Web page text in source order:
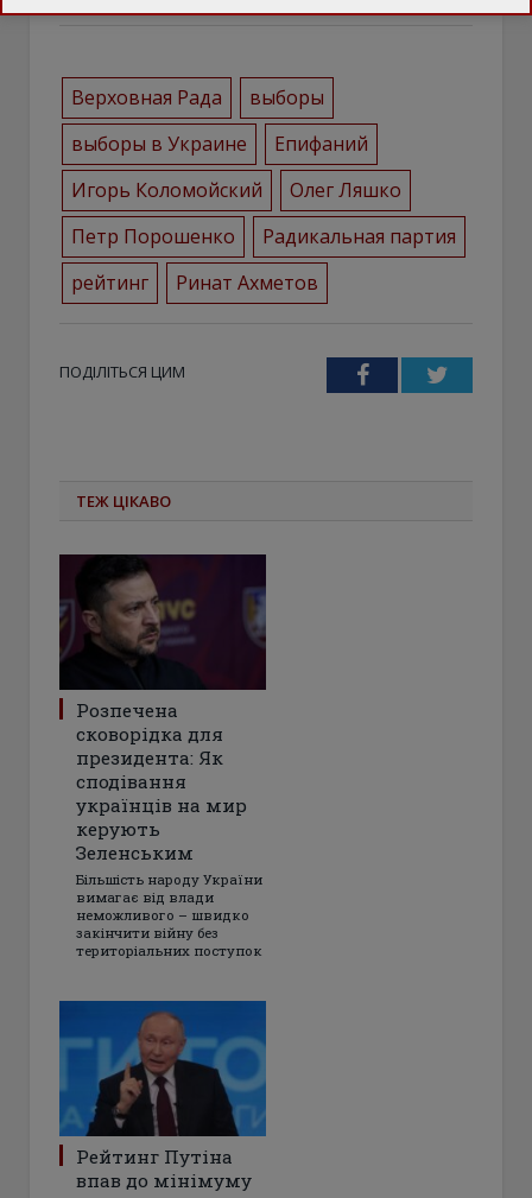
Верховная Рада
выборы
выборы в Украине
Епифаний
Игорь Коломойский
Олег Ляшко
Петр Порошенко
Радикальная партия
рейтинг
Ринат Ахметов
ПОДІЛІТЬСЯ ЦИМ FacebookTwitter
ТЕЖ ЦІКАВО
Розпечена
сковорідка для
президента: Як
сподівання
українців на мир
керують
Зеленським
Більшість народу України
вимагає від влади
неможливого – швидко
закінчити війну без
територіальних поступок
Рейтинг Путіна
впав до мінімуму